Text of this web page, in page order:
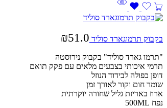
בקבוק תרמוגארד סוליד ₪51.0
"תרמו גארד סוליד" בקבוק נירוסטה
תרמי איכותי בצבעים מלאים עם פקק תואם
דופן כפולה לבידוד הנוזל
שומר חום וקור לאורך זמן
ארוז באריזת גליל שחורה יוקרתית
נפח 500ML